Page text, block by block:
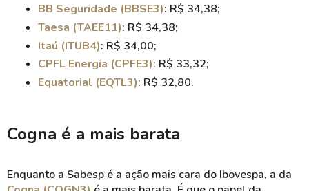
BB Seguridade (BBSE3): R$ 34,38;
Taesa (TAEE11): R$ 34,38;
Itaú (ITUB4): R$ 34,00;
CPFL Energia (CPFE3): R$ 33,32;
Equatorial (EQTL3): R$ 32,80.
Cogna é a mais barata
Enquanto a Sabesp é a ação mais cara do Ibovespa, a da